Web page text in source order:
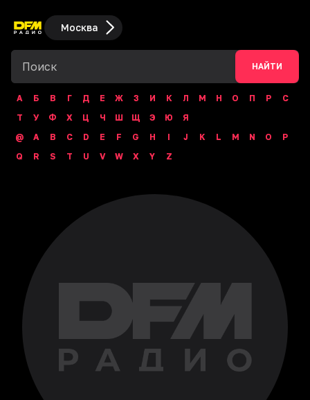
Москва
НАЙТИ
А Б В Г Д Е Ж З И К Л М Н О П Р
С
Т
У Ф Х Ц Ч Ш Щ Э Ю
Я
@
A B C D E F G H I J K L M N O
P
Q
R S T U V W X Y Z